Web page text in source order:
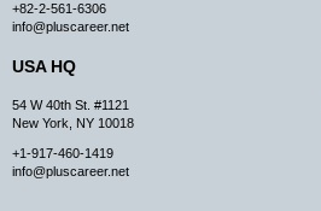
+82-2-561-6306
info@pluscareer.net
USA HQ
54 W 40th St. #1121
New York, NY 10018
+1-917-460-1419
info@pluscareer.net